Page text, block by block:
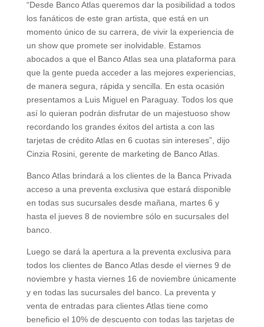
“Desde Banco Atlas queremos dar la posibilidad a todos
los fanáticos de este gran artista, que está en un
momento único de su carrera, de vivir la experiencia de
un show que promete ser inolvidable. Estamos
abocados a que el Banco Atlas sea una plataforma para
que la gente pueda acceder a las mejores experiencias,
de manera segura, rápida y sencilla. En esta ocasión
presentamos a Luis Miguel en Paraguay. Todos los que
así lo quieran podrán disfrutar de un majestuoso show
recordando los grandes éxitos del artista a con las
tarjetas de crédito Atlas en 6 cuotas sin intereses”, dijo
Cinzia Rosini, gerente de marketing de Banco Atlas.
Banco Atlas brindará a los clientes de la Banca Privada
acceso a una preventa exclusiva que estará disponible
en todas sus sucursales desde mañana, martes 6 y
hasta el jueves 8 de noviembre sólo en sucursales del
banco.
Luego se dará la apertura a la preventa exclusiva para
todos los clientes de Banco Atlas desde el viernes 9 de
noviembre y hasta viernes 16 de noviembre únicamente
y en todas las sucursales del banco. La preventa y
venta de entradas para clientes Atlas tiene como
beneficio el 10% de descuento con todas las tarjetas de